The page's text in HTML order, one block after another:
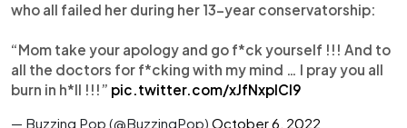
who all failed her during her 13-year conservatorship:
“Mom take your apology and go f*ck yourself !!! And to
all the doctors for f*cking with my mind … I pray you all
burn in h*ll !!!” pic.twitter.com/xJfNxplCl9
— Buzzing Pop (@BuzzingPop) October 6, 2022